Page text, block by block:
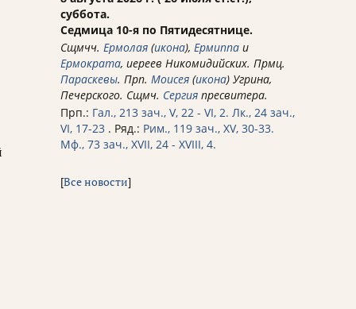
суббота.
Седмица 10-я по Пятидесятнице.
Сщмчч. Ермолая (икона), Ермиппа и
Ермократа, иереев Никомидийских. Прмц.
Параскевы. Прп. Моисея (икона) Угрина,
Печерского. Сщмч. Сергия пресвитера.
Прп.: Гал., 213 зач., V, 22 - VI, 2. Лк., 24 зач.,
VI, 17-23 . Ряд.: Рим., 119 зач., XV, 30-33.
Мф., 73 зач., XVII, 24 - XVIII, 4.
[Все новости]